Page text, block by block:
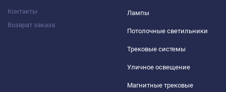
Контакты
Возврат заказа
Лампы
Потолочные светильники
Трековые системы
Уличное освещение
Магнитные трековые